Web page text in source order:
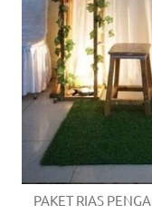
PAKET RIAS